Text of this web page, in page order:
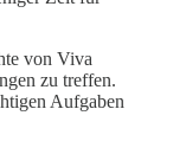
von Viva
zu treffen.
Aufgaben